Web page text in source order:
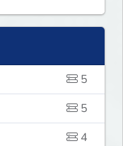
5
5
4